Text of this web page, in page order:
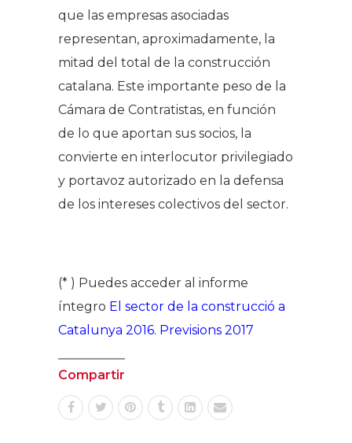
que las empresas asociadas
representan, aproximadamente, la
mitad del total de la construcción
catalana. Este importante peso de la
Cámara de Contratistas, en función
de lo que aportan sus socios, la
convierte en interlocutor privilegiado
y portavoz autorizado en la defensa
de los intereses colectivos del sector.
(* ) Puedes acceder al informe
íntegro El sector de la construcció a
Catalunya 2016. Previsions 2017
Compartir